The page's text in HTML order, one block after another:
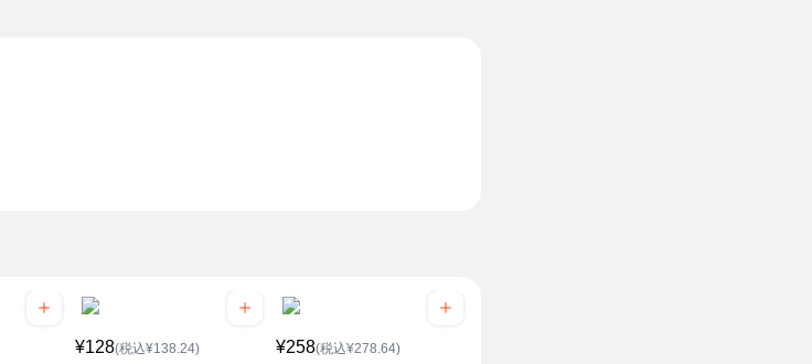
¥128(税込¥138.24) ¥258(税込¥278.64)